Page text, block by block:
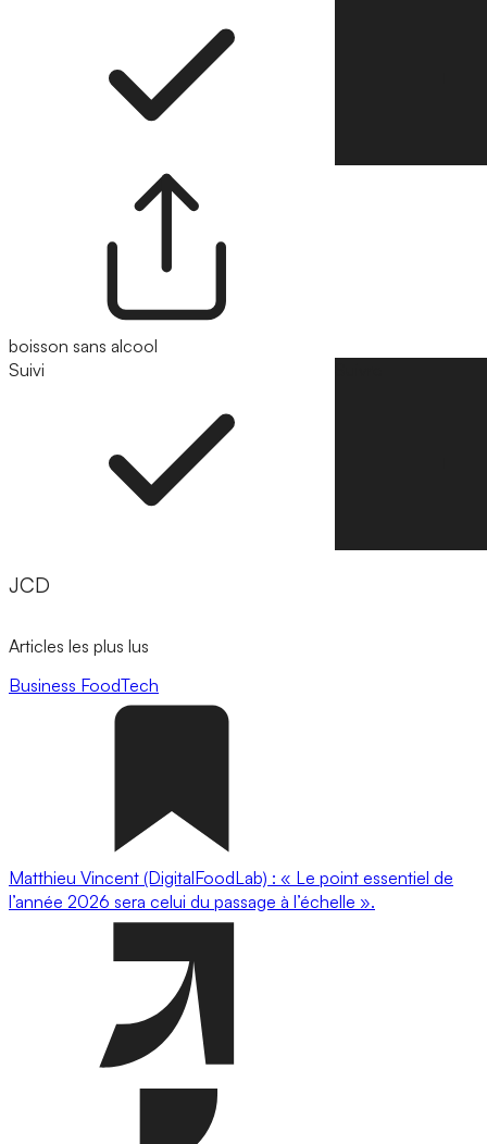
boisson sans alcool
Suivi
JCD
Articles les plus lus
Business FoodTech
Matthieu Vincent (DigitalFoodLab) : « Le point essentiel de
l’année 2026 sera celui du passage à l’échelle ».